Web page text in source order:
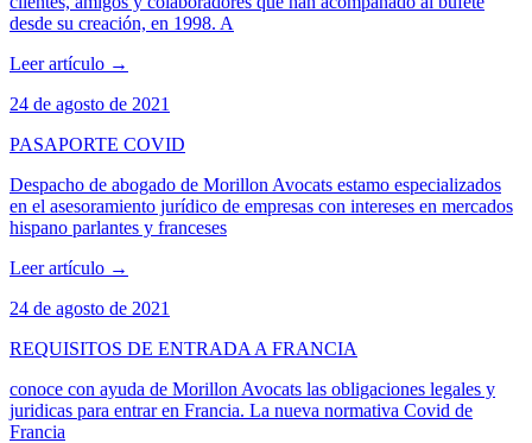
desde su creación, en 1998. A
Leer artículo →
24 de agosto de 2021
PASAPORTE COVID
Despacho de abogado de Morillon Avocats estamo especializados
en el asesoramiento jurídico de empresas con intereses en mercados
hispano parlantes y franceses
Leer artículo →
24 de agosto de 2021
REQUISITOS DE ENTRADA A FRANCIA
conoce con ayuda de Morillon Avocats las obligaciones legales y
juridicas para entrar en Francia. La nueva normativa Covid de
Francia